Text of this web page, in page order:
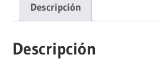
Descripción
Descripción